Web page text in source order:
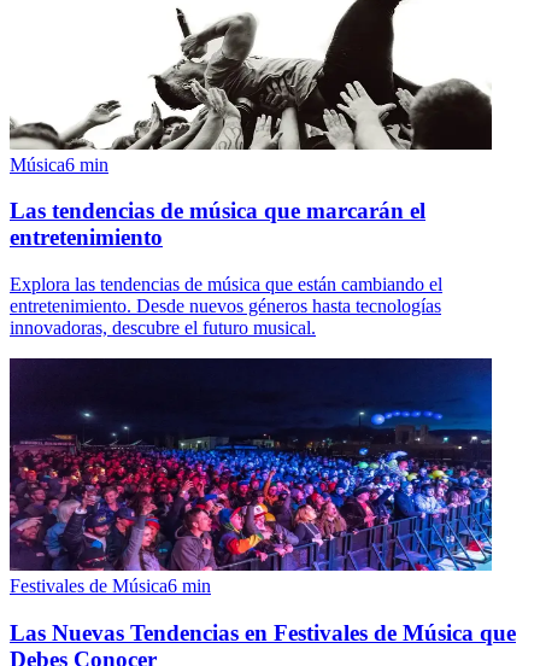
Música6 min
Las tendencias de música que marcarán el
entretenimiento
Explora las tendencias de música que están cambiando el
entretenimiento. Desde nuevos géneros hasta tecnologías
innovadoras, descubre el futuro musical.
Festivales de Música6 min
Las Nuevas Tendencias en Festivales de Música que
Debes Conocer